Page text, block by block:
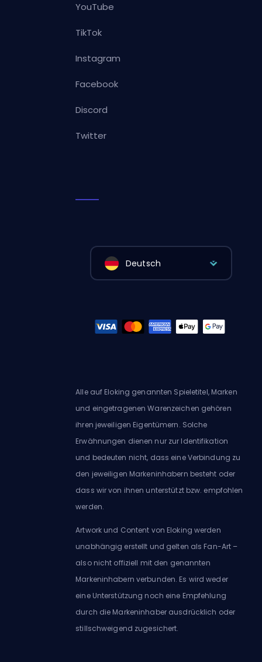
YouTube
TikTok
Instagram
Facebook
Discord
Twitter
Deutsch
Alle auf Eloking genannten Spieletitel, Marken
und eingetragenen Warenzeichen gehören
ihren jeweiligen Eigentümern. Solche
Erwähnungen dienen nur zur Identifikation
und bedeuten nicht, dass eine Verbindung zu
den jeweiligen Markeninhabern besteht oder
dass wir von ihnen unterstützt bzw. empfohlen
werden.
Artwork und Content von Eloking werden
unabhängig erstellt und gelten als Fan-Art –
also nicht offiziell mit den genannten
Markeninhabern verbunden. Es wird weder
eine Unterstützung noch eine Empfehlung
durch die Markeninhaber ausdrücklich oder
stillschweigend zugesichert.